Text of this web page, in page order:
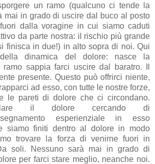
un ramo (qualcuno ci tende la
mai in grado di uscire dal buco al posto
dalla voragine in cui siamo caduti
da parte nostra: il rischio più grande
finisca in due!) in alto sopra di noi. Qui
dinamica del dolore: nasce la
sappia farci uscire dal baratro. Il
presente. Questo può offrirci niente,
ad esso, con tutte le nostre forze,
le pareti di dolore che ci circondano.
il dolore cercando di
esperienziale in esso
siamo finiti dentro al dolore in modo
trovare la forza di venirne fuori in
soli. Nessuno sarà mai in grado di
per farci stare meglio, neanche noi.